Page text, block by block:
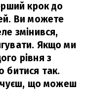
крок до
Ви можете
змінився,
Якщо ми
рівня з
битися так.
що можеш